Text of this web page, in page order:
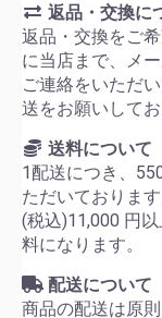
返品・交換に
返品・交換をご
に当店まで、メ
ご連絡をいただ
送をお願いしてお
送料について
1配送につき、
ただいております
(税込)11,000 円
料になります。
配送について
商品の配送は原